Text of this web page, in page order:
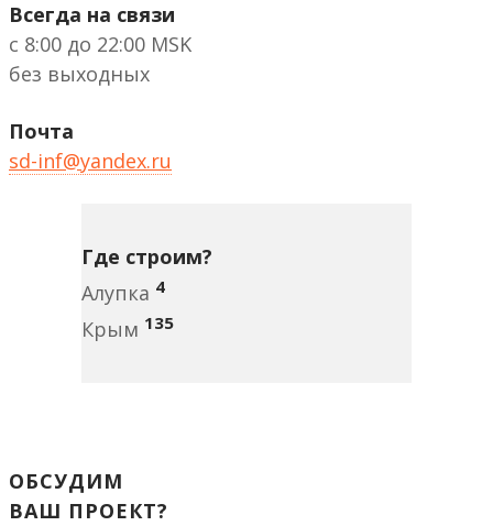
Всегда на связи
с 8:00 до 22:00 MSK
без выходных
Почта
sd-inf@yandex.ru
Где строим?
Алупка 4
Крым 135
ОБСУДИМ
ВАШ ПРОЕКТ?